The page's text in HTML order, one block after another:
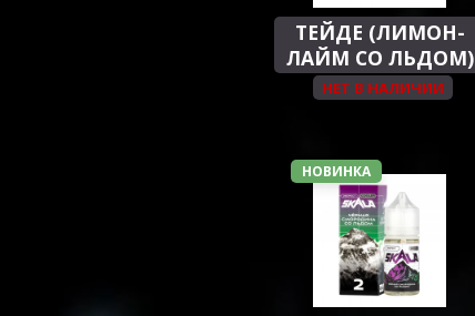
ТЕЙДЕ (ЛИМОН-
ЛАЙМ СО ЛЬДОМ)
НЕТ В НАЛИЧИИ
НОВИНКА